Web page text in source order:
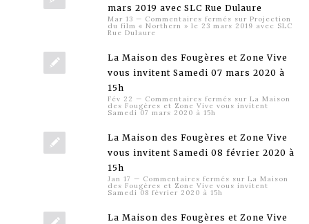
mars 2019 avec SLC Rue Dulaure
Mar 13 — Commentaires fermés sur Projection
du film « Northern » le 23 mars 2019 avec SLC
Rue Dulaure
La Maison des Fougères et Zone Vive
vous invitent Samedi 07 mars 2020 à
15h
Fév 22 — Commentaires fermés sur La Maison
des Fougères et Zone Vive vous invitent
Samedi 07 mars 2020 à 15h
La Maison des Fougères et Zone Vive
vous invitent Samedi 08 février 2020 à
15h
Jan 17 — Commentaires fermés sur La Maison
des Fougères et Zone Vive vous invitent
Samedi 08 février 2020 à 15h
La Maison des Fougères et Zone Vive